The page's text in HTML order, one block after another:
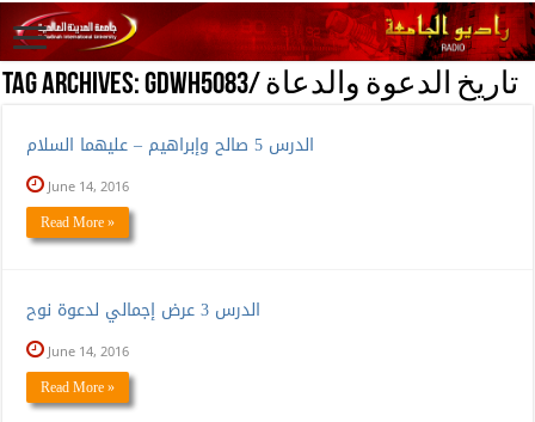
Tag Archives:
GDWH5083/ تاريخ الدعوة والدعاة
الدرس 5 صالح وإبراهيم – عليهما السلام
June 14, 2016
Read More »
الدرس 3 عرض إجمالي لدعوة نوح
June 14, 2016
Read More »